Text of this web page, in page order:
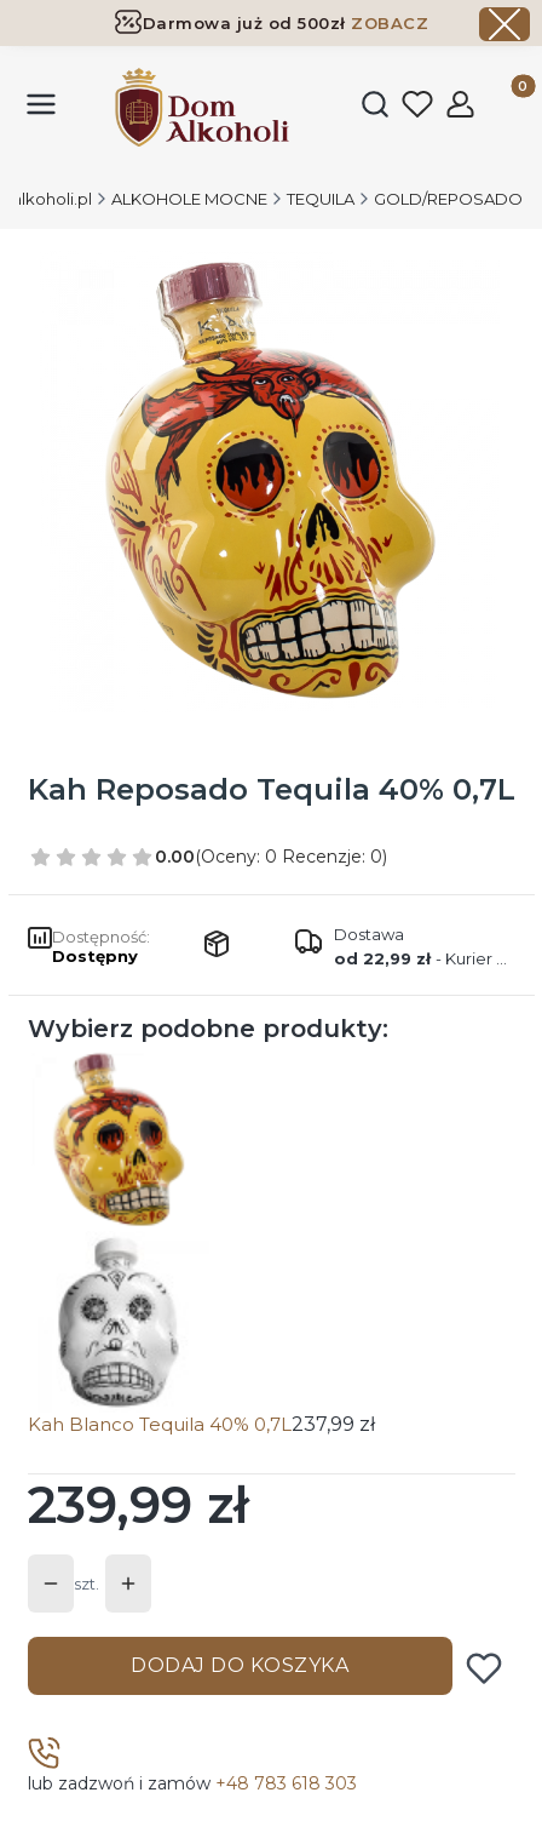
Darmowa już od 500zł ZOBACZ
Otwórz
ALKOHOLE MOCNE TEQUILA GOLD/REPOSADO
Kah Reposado Tequila 40% 0,7L
0.00(Oceny: 0 Recenzje: 0)
Dostępność:
Dostępny
Dostawa
od 22,99 zł- Kurier FedEx
Wybierz podobne produkty:
Kah Blanco Tequila 40% 0,7L237,99 zł
Cena
239,99 zł
szt.
DODAJ DO KOSZYKA
lub zadzwoń i zamów +48 783 618 303